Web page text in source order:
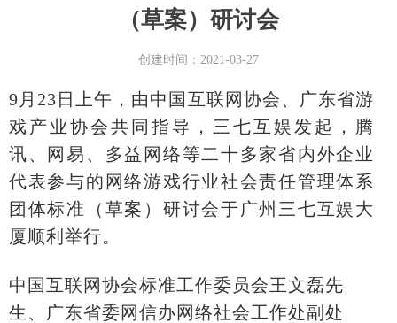
（草案）研讨会
9月23日上午，由中国互联网协会、广东省游
戏产业协会共同指导，三七互娱发起，腾
讯、网易、多益网络等二十多家省内外企业
代表参与的网络游戏行业社会责任管理体系
团体标准（草案）研讨会于广州三七互娱大
厦顺利举行。
中国互联网协会标准工作委员会王文磊先
生 、广东省委网信办网络社会工作处副处
创建时间： 2021-03-27